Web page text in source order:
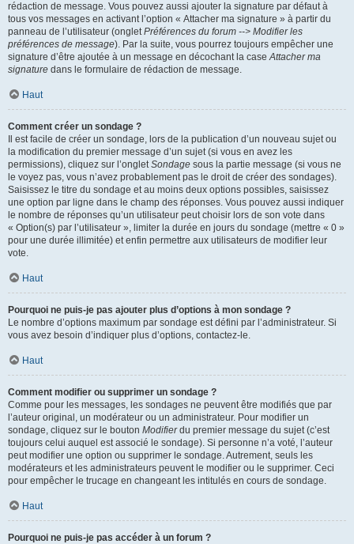
rédaction de message. Vous pouvez aussi ajouter la signature par défaut à
tous vos messages en activant l’option « Attacher ma signature » à partir du
panneau de l’utilisateur (ongletPréférences du forum --> Modifier les
préférences de message). Par la suite, vous pourrez toujours empêcher une
signature d’être ajoutée à un message en décochant la caseAttacher ma
signature dans le formulaire de rédaction de message.
Haut
Comment créer un sondage ?
Il est facile de créer un sondage, lors de la publication d’un nouveau sujet ou
la modification du premier message d’un sujet (si vous en avez les
permissions), cliquez sur l’ongletSondage sous la partie message (si vous ne
le voyez pas, vous n’avez probablement pas le droit de créer des sondages).
Saisissez le titre du sondage et au moins deux options possibles, saisissez
une option par ligne dans le champ des réponses. Vous pouvez aussi indiquer
le nombre de réponses qu’un utilisateur peut choisir lors de son vote dans
« Option(s) par l’utilisateur », limiter la durée en jours du sondage (mettre « 0 »
pour une durée illimitée) et enfin permettre aux utilisateurs de modifier leur
vote.
Haut
Pourquoi ne puis-je pas ajouter plus d’options à mon sondage ?
Le nombre d’options maximum par sondage est défini par l’administrateur. Si
vous avez besoin d’indiquer plus d’options, contactez-le.
Haut
Comment modifier ou supprimer un sondage ?
Comme pour les messages, les sondages ne peuvent être modifiés que par
l’auteur original, un modérateur ou un administrateur. Pour modifier un
sondage, cliquez sur le bouton Modifierdu premier message du sujet (c’est
toujours celui auquel est associé le sondage). Si personne n’a voté, l’auteur
peut modifier une option ou supprimer le sondage. Autrement, seuls les
modérateurs et les administrateurs peuvent le modifier ou le supprimer. Ceci
pour empêcher le trucage en changeant les intitulés en cours de sondage.
Haut
Pourquoi ne puis-je pas accéder à un forum ?